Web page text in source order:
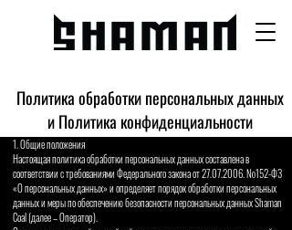
Политика обработки персональных данных
и Политика конфиденциальности
1. Общие положения
Настоящая политика обработки персональных данных составлена в
соответствии с требованиями Федерального закона от 27.07.2006. №152-ФЗ
«О персональных данных» и определяет порядок обработки персональных
данных и меры по обеспечению безопасности персональных данных Shaman
Coal (далее – Оператор).